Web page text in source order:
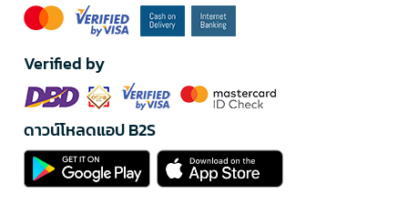
Verified by
ดาวน์โหลดแอป B2S